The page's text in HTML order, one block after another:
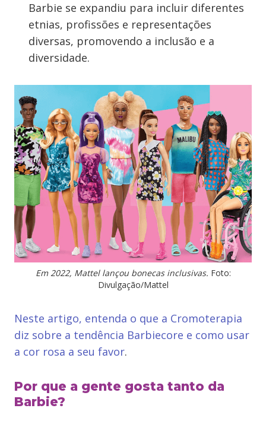
Barbie se expandiu para incluir diferentes
etnias, profissões e representações
diversas, promovendo a inclusão e a
diversidade.
Em 2022, Mattel lançou bonecas inclusivas. Foto:
Divulgação/Mattel
Neste artigo, entenda o que a Cromoterapia
diz sobre a tendência Barbiecore e como usar
a cor rosa a seu favor.
Por que a gente gosta tanto da
Barbie?